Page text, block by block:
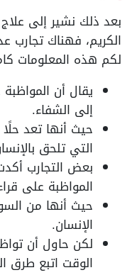
بعد ذلك نشير إلى
الكريم، فهناك تجارب
لكم هذه المعلومات
يقال أن
إلى الشفاء.
حيث أنها تعد
التي تلحق
بعض التجارب
المواظبة على
حيث أنها من
الإنسان.
لكن حاول أن
الوقت اتبع طرق